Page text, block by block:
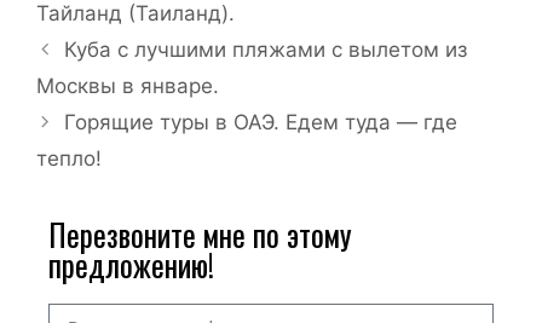
Тайланд (Таиланд).
Куба с лучшими пляжами с вылетом из
Москвы в январе.
Горящие туры в ОАЭ. Едем туда — где
тепло!
Перезвоните мне по этому
предложению!